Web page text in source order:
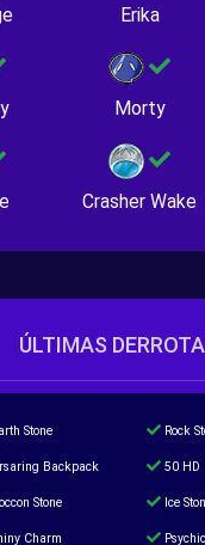
Erika
Morty
Crasher Wake
ÚLTIMAS
Stone Rock
Backpack 50 HD
Stone Ice
Charm